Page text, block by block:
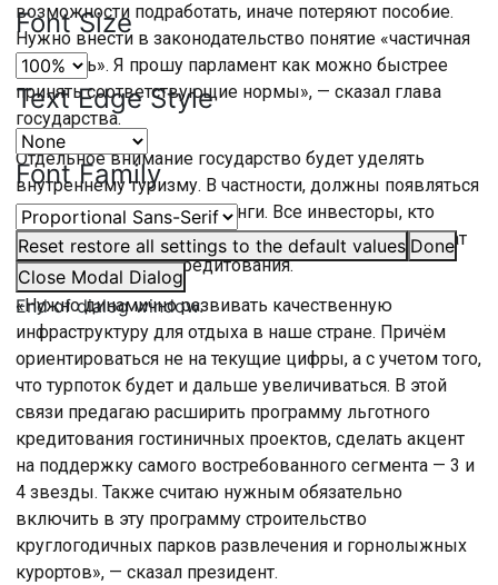
Font Size
Text Edge Style
Font Family
Reset restore all settings to the default values Done
Close Modal Dialog
End of dialog window.
возможности подработать, иначе потеряют пособие.
Нужно внести в законодательство понятие «частичная
занятость». Я прошу парламент как можно быстрее
принять соответствующие нормы», — сказал глава
государства.
Отдельное внимание государство будет уделять
внутреннему туризму. В частности, должны появляться
новые кемпинги и глэмпинги. Все инвесторы, кто
захочет вкладываться в гостиничный бизнес, получат
льготные условия кредитования.
«Нужно динамично развивать качественную
инфраструктуру для отдыха в наше стране. Причём
ориентироваться не на текущие цифры, а с учетом того,
что турпоток будет и дальше увеличиваться. В этой
связи предагаю расширить программу льготного
кредитования гостиничных проектов, сделать акцент
на поддержку самого востребованного сегмента — 3 и
4 звезды. Также считаю нужным обязательно
включить в эту программу строительство
круглогодичных парков развлечения и горнолыжных
курортов», — сказал президент.